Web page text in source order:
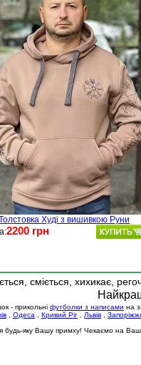
Худі з вишивкою Руни
2200 грн
сміється, хихикає,
- прикольні футболки з написами на
Одеса Кривий Ріг Львів
будь-яку Вашу примху! Чекаємо на